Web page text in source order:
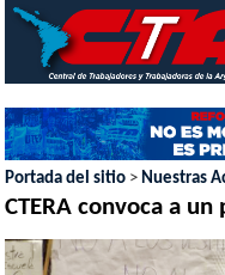
Portada del sitio > Nuestras
CTERA convoca a